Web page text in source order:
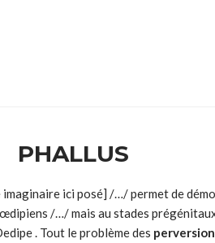
PHALLUS
imaginaire ici posé] /…/ permet de
/…/ mais au stades
. Tout le problème des